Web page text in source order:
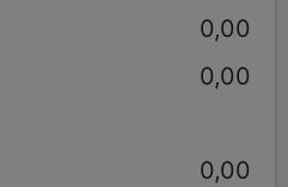
0,00
0,00
0,00